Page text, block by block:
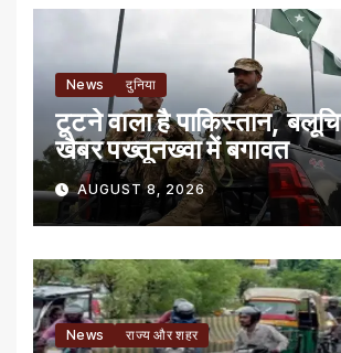
News दुनिया
टूटने वाला है पाकिस्तान,
खैबर पख्तूनख्वा में बगावत
AUGUST 8, 2026
News राज्य और शहर